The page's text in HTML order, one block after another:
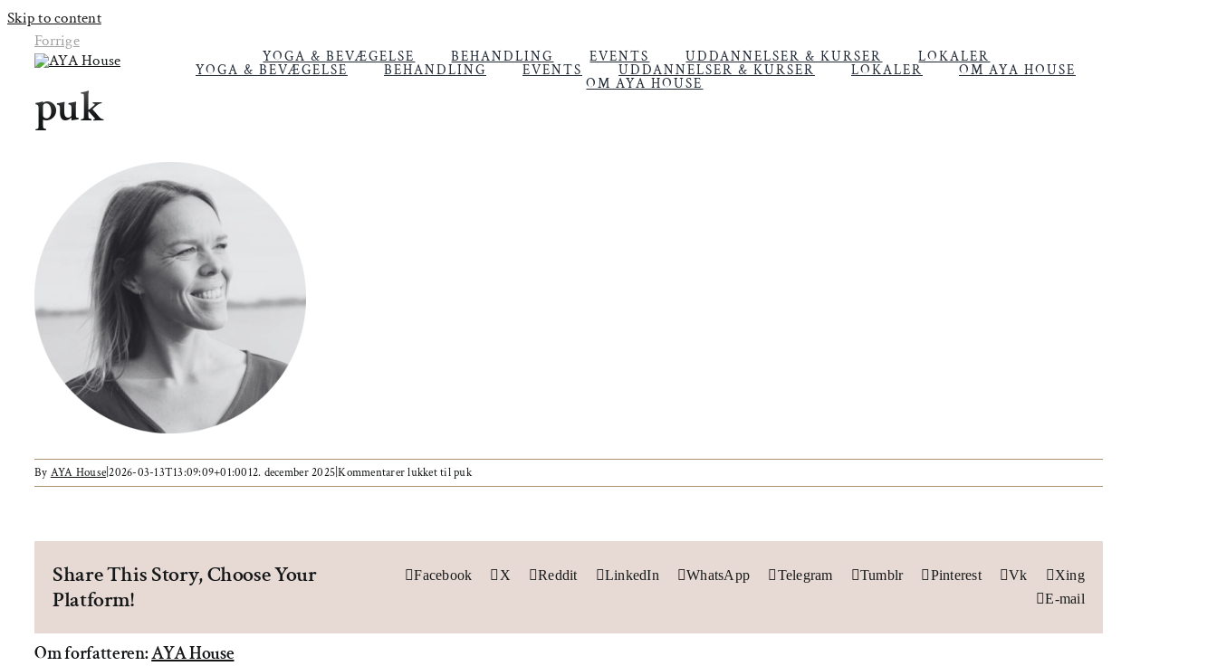
Skip to content
YOGA & BEVÆGELSE BEHANDLING EVENTS UDDANNELSER & KURSER
LOKALER
OM AYA HOUSE
YOGA & BEVÆGELSE BEHANDLING EVENTS UDDANNELSER & KURSER LOKALER OM AYA HOUSE
Forrige
puk
By AYA House|2026-03-13T13:09:09+01:0012. december 2025|Kommentarer lukkettil puk
Share This Story, Choose Your
Platform!
Facebook X Reddit LinkedIn WhatsApp Telegram Tumblr Pinterest Vk
Xing
E-mail
Om forfatteren:AYA House